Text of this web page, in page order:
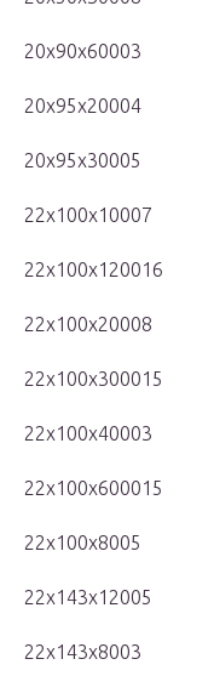
20x90x60003
20x95x20004
20x95x30005
22x100x10007
22x100x120016
22x100x20008
22x100x300015
22x100x40003
22x100x600015
22x100x8005
22x143x12005
22x143x8003